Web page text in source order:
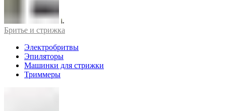
Бритье и стрижка
Электробритвы
Эпиляторы
Машинки для стрижки
Триммеры